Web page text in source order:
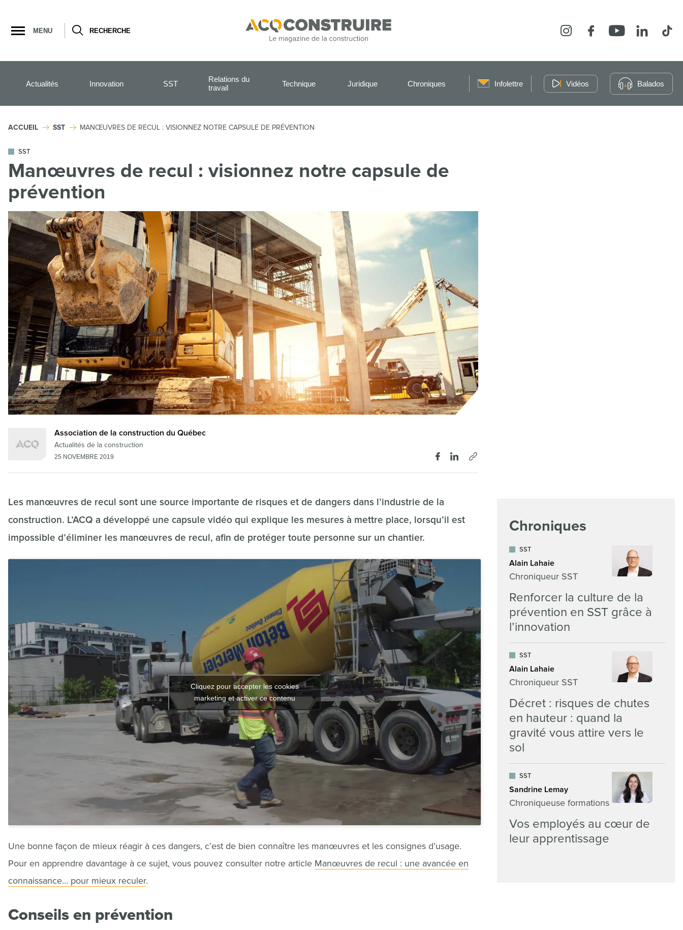
la
navigation
MENU RECHERCHE InstagramFacebookYouTubeLinkedIn
Actualités Innovation SST
Relations du
travail
Technique Juridique Chroniques Infolettre Vidéos Balados
ACCUEIL SST MANŒUVRES DE RECUL : VISIONNEZ NOTRE CAPSULE DE PRÉVENTION
SST
Manœuvres de recul : visionnez notre capsule de
prévention
Association de la construction du Québec
Actualités de la construction
25 NOVEMBRE 2019
Les manœuvres de recul sont une source importante de risques et de dangers dans l’industrie de la
construction. L’ACQ a développé une capsule vidéo qui explique les mesures à mettre place, lorsqu’il est
impossible d’éliminer les manœuvres de recul, afin de protéger toute personne sur un chantier.
Cliquez pour accepter les cookies
marketing et activer ce contenu
Une bonne façon de mieux réagir à ces dangers, c’est de bien connaître les manœuvres et les consignes d’usage.
Pour en apprendre davantage à ce sujet, vous pouvez consulter notre article Manœuvres de recul : une avancée en
connaissance… pour mieux reculer.
Conseils en prévention
Chroniques
SST
Alain Lahaie
Chroniqueur SST
Renforcer la culture de la
prévention en SST grâce à
l’innovation
SST
Alain Lahaie
Chroniqueur SST
Décret : risques de chutes
en hauteur : quand la
gravité vous attire vers le
sol
SST
Sandrine Lemay
Chroniqueuse formations
Vos employés au cœur de
leur apprentissage